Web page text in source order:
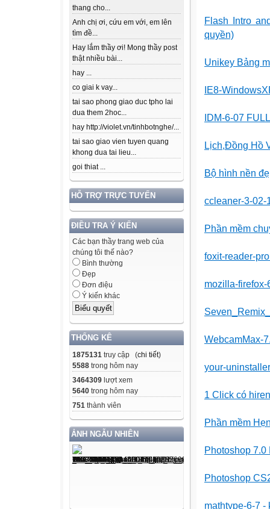
thang cho...
Anh chị ơi, cứu em với, em lên
tìm đề...
Hay lắm thầy ơi! Mong thầy post
thật nhiều bài...
hay ...
co giai k vay...
tai sao phong giao duc tpho lai
dua them 2hoc...
hay http://violet.vn/tinhbotnghe/...
tai sao giao vien tuyen quang
khong dua tai lieu...
goi thiat ...
HỖ TRỢ TRỰC TUYẾN
ĐIỀU TRA Ý KIẾN
Các bạn thầy trang web của
chúng tôi thế nào?
Bình thường
Đẹp
Đơn điệu
Ý kiến khác
THỐNG KÊ
1875131 truy cập (chi tiết)
5588 trong hôm nay
3464309 lượt xem
5640 trong hôm nay
751 thành viên
ẢNH NGẪU NHIÊN
Flash Intro
quyền)
Unikey Bảng
IE8-
IDM-6-07 FULL
Lịch,Đồng Hồ
Bộ hình nền
ccleaner-3-02-
Phần mềm
foxit-reader-
mozilla-
WebcamMax-
your-
1 Click có
Phần mềm
Photoshop
Photoshop
mathtype-6-7 -